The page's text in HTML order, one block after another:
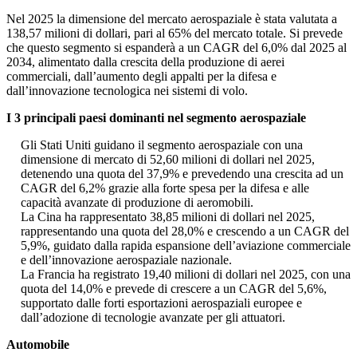
Nel 2025 la dimensione del mercato aerospaziale è stata valutata a
138,57 milioni di dollari, pari al 65% del mercato totale. Si prevede
che questo segmento si espanderà a un CAGR del 6,0% dal 2025 al
2034, alimentato dalla crescita della produzione di aerei
commerciali, dall’aumento degli appalti per la difesa e
dall’innovazione tecnologica nei sistemi di volo.
I 3 principali paesi dominanti nel segmento aerospaziale
Gli Stati Uniti guidano il segmento aerospaziale con una
dimensione di mercato di 52,60 milioni di dollari nel 2025,
detenendo una quota del 37,9% e prevedendo una crescita ad un
CAGR del 6,2% grazie alla forte spesa per la difesa e alle
capacità avanzate di produzione di aeromobili.
La Cina ha rappresentato 38,85 milioni di dollari nel 2025,
rappresentando una quota del 28,0% e crescendo a un CAGR del
5,9%, guidato dalla rapida espansione dell’aviazione commerciale
e dell’innovazione aerospaziale nazionale.
La Francia ha registrato 19,40 milioni di dollari nel 2025, con una
quota del 14,0% e prevede di crescere a un CAGR del 5,6%,
supportato dalle forti esportazioni aerospaziali europee e
dall’adozione di tecnologie avanzate per gli attuatori.
Automobile